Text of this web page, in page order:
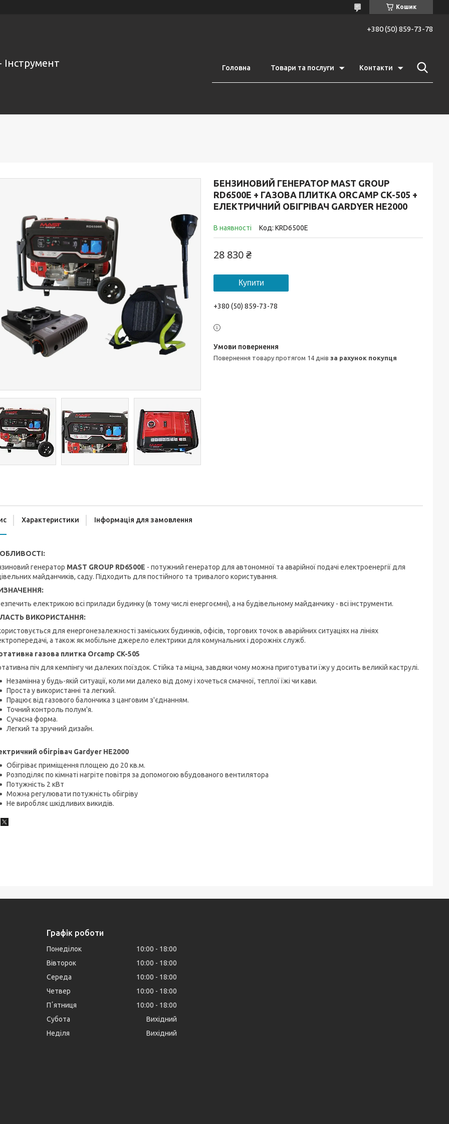
Кошик
+380 (50) 859-73-78
Головна Товари та послуги Контакти
БЕНЗИНОВИЙ ГЕНЕРАТОР MAST GROUP
RD6500E + ГАЗОВА ПЛИТКА ORCAMP CK-505 +
ЕЛЕКТРИЧНИЙ ОБІГРІВАЧ GARDYER HE2000
В наявності Код: KRD6500E
28 830 ₴
Купити
+380 (50) 859-73-78
повернення товару протягом 14 днів за рахунок покупця
Характеристики Інформація для замовлення
генератор MAST GROUP RD6500E - потужний генератор для автономної та аварійної подачі електроенергії для
майданчиків, саду. Підходить для постійного та тривалого користування.
електрикою всі прилади будинку (в тому числі енергоємні), а на будівельному майданчику - всі інструменти.
ВИКОРИСТАННЯ:
для енергонезалежності заміських будинків, офісів, торгових точок в аварійних ситуаціях на лініях
а також як мобільне джерело електрики для комунальних і дорожніх служб.
газова плитка Orcamp CK-505
піч для кемпінгу чи далеких поїздок. Стійка та міцна, завдяки чому можна приготувати їжу у досить великій каструлі.
Незамінна у будь-якій ситуації, коли ми далеко від дому і хочеться смачної, теплої їжі чи кави.
Проста у використанні та легкий.
Працює від газового балончика з цанговим з'єднанням.
Точний контроль полум'я.
Сучасна форма.
Легкий та зручний дизайн.
обігрівач Gardyer HE2000
Обігріває приміщення площею до 20 кв.м.
Розподіляє по кімнаті нагріте повітря за допомогою вбудованого вентилятора
Потужність 2 кВт
Можна регулювати потужність обігріву
Не виробляє шкідливих викидів.
Графік роботи
Понеділок 10:00
18:00
Вівторок
10:00
18:00
Середа
10:00
18:00
Четвер
10:00
18:00
Пʼятниця
10:00
18:00
Субота
Вихідний
Неділя
Вихідний